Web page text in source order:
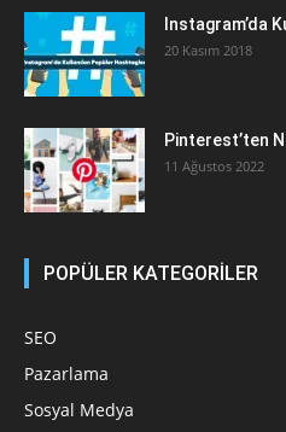
Instagram’da
20 Kasım 2018
Pinterest’ten
11 Ağustos 2022
POPÜLER KATEGORİLER
SEO
Pazarlama
Sosyal Medya